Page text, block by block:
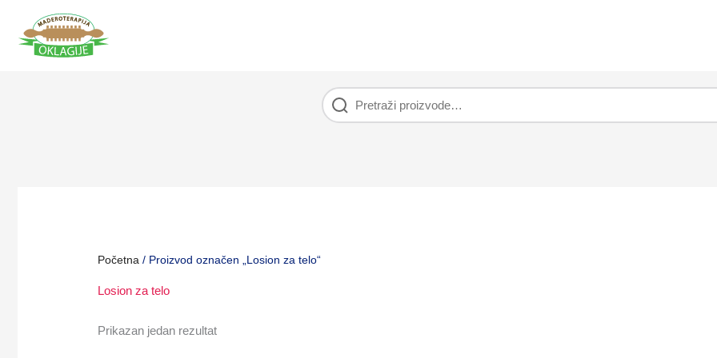
sadržaj
Početna / Proizvod označen „Losion za telo“
Losion za telo
Prikazan jedan rezultat